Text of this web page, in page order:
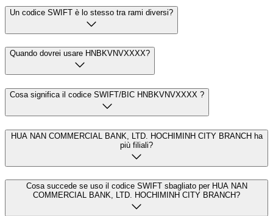
Un codice SWIFT è lo stesso tra rami diversi?
Quando dovrei usare HNBKVNVXXXX?
Cosa significa il codice SWIFT/BIC HNBKVNVXXXX ?
HUA NAN COMMERCIAL BANK, LTD. HOCHIMINH CITY BRANCH ha
più filiali?
Cosa succede se uso il codice SWIFT sbagliato per HUA NAN
COMMERCIAL BANK, LTD. HOCHIMINH CITY BRANCH?